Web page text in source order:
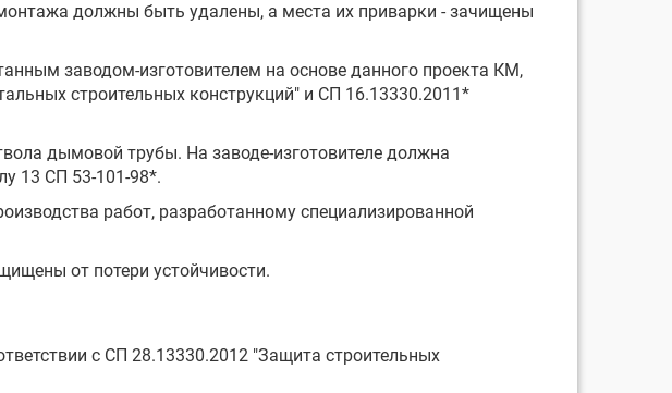
должны быть удалены, а места их приварки - зачищены
заводом-изготовителем на основе данного проекта КМ,
строительных конструкций" и СП 16.13330.2011*
дымовой трубы. На заводе-изготовителе должна
13 СП 53-101-98*.
работ, разработанному специализированной
от потери устойчивости.
с СП 28.13330.2012 "Защита строительных